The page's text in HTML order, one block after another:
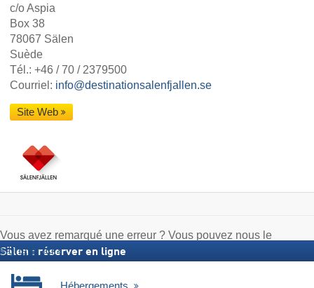
c/o Aspia
Box 38
78067 Sälen
Suède
Tél.: +46 / 70 / 2379500
Courriel: info@destinationsalenfjallen.se
Site Web
Vous avez remarqué une erreur ? Vous pouvez nous le
signaler ici
Sälen : réserver en ligne